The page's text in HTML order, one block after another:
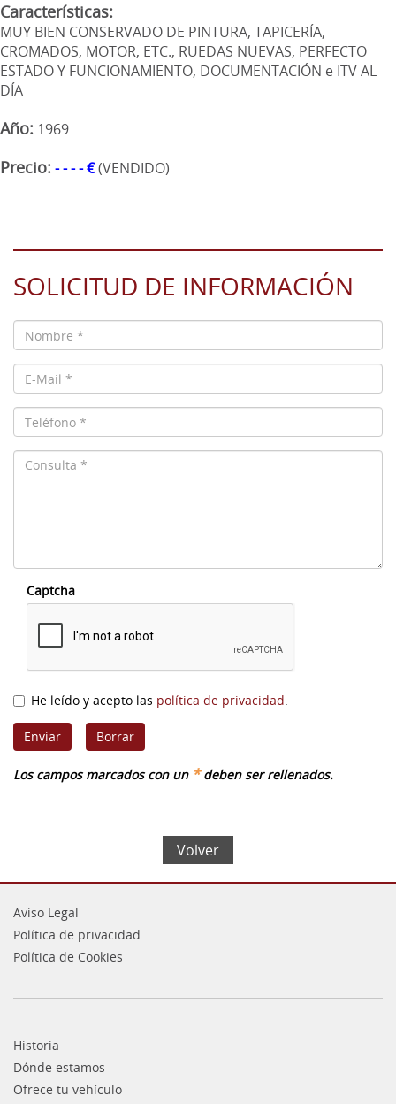
Características:
MUY BIEN CONSERVADO DE PINTURA, TAPICERÍA,
CROMADOS, MOTOR, ETC., RUEDAS NUEVAS, PERFECTO
ESTADO Y FUNCIONAMIENTO, DOCUMENTACIÓN e ITV AL
DÍA
Año: 1969
Precio:- - - - €(VENDIDO)
SOLICITUD DE INFORMACIÓN
Captcha
He leído y acepto las política de privacidad.
Los campos marcados con un *deben ser rellenados.
Volver
Aviso Legal
Política de privacidad
Política de Cookies
Historia
Dónde estamos
Ofrece tu vehículo